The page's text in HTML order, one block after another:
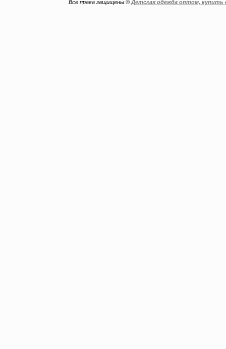
Все права защищены © Детская одежда оптом,